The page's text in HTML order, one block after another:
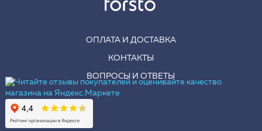
ОПЛАТА И ДОСТАВКА
КОНТАКТЫ
ВОПРОСЫ И ОТВЕТЫ